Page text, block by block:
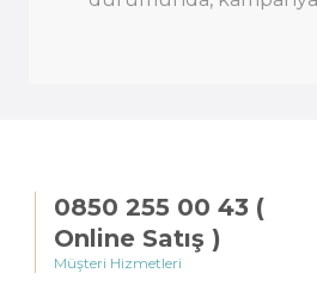
0850 255 00 43 (
Online Satış )
Müşteri Hizmetleri